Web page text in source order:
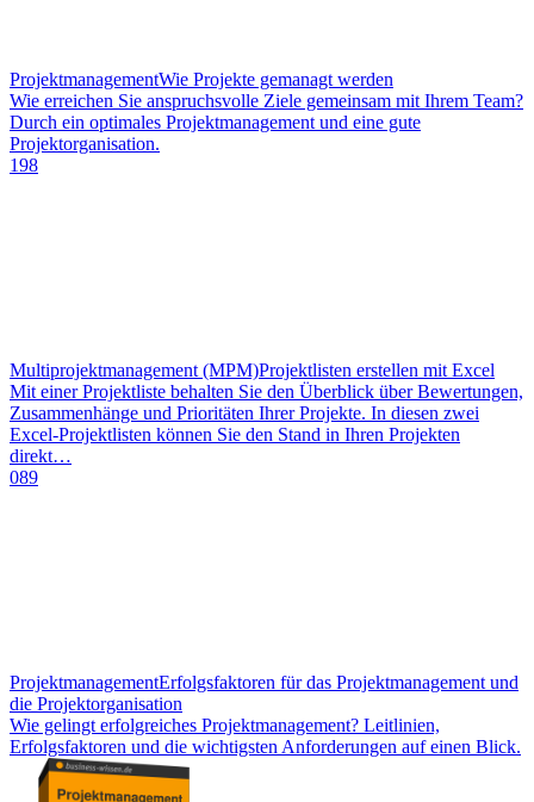
ProjektmanagementWie Projekte gemanagt werden
Wie erreichen Sie anspruchsvolle Ziele gemeinsam mit Ihrem Team?
Durch ein optimales Projektmanagement und eine gute
Projektorganisation.
198
Multiprojektmanagement (MPM)Projektlisten erstellen mit Excel
Mit einer Projektliste behalten Sie den Überblick über Bewertungen,
Zusammenhänge und Prioritäten Ihrer Projekte. In diesen zwei
Excel-Projektlisten können Sie den Stand in Ihren Projekten
direkt…
089
ProjektmanagementErfolgsfaktoren für das Projektmanagement und
die Projektorganisation
Wie gelingt erfolgreiches Projektmanagement? Leitlinien,
Erfolgsfaktoren und die wichtigsten Anforderungen auf einen Blick.